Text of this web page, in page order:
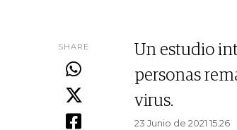
SHARE
Un estudio
personas
virus.
23 Junio de 2021 15.26